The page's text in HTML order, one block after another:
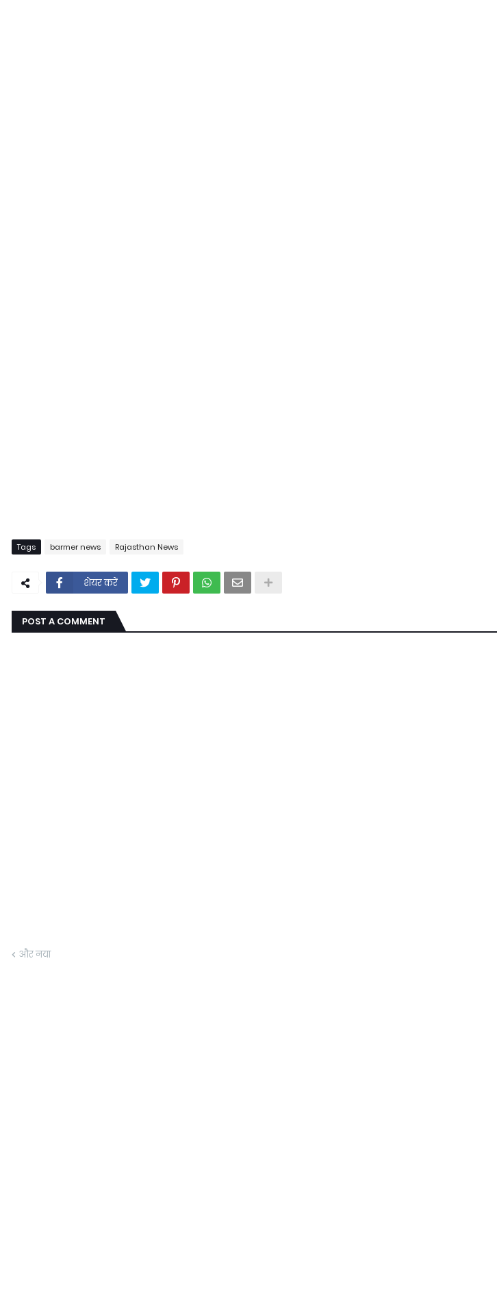
Tags barmer news Rajasthan News
शेयर करें
POST A COMMENT
और नया